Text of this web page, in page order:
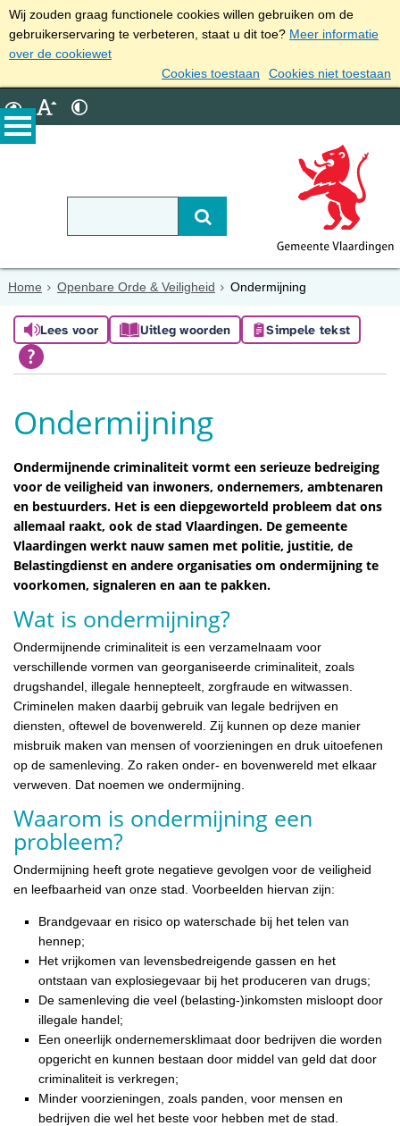
Wij zouden graag functionele cookies willen gebruiken om de
gebruikerservaring te verbeteren, staat u dit toe? Meer informatie
over de cookiewet
Cookies toestaan
Cookies niet toestaan
Home Openbare Orde & Veiligheid Ondermijning
Lees voor Uitleg woorden Simpele tekst
Ondermijning
Ondermijnende criminaliteit vormt een serieuze bedreiging
voor de veiligheid van inwoners, ondernemers, ambtenaren
en bestuurders. Het is een diepgeworteld probleem dat ons
allemaal raakt, ook de stad Vlaardingen. De gemeente
Vlaardingen werkt nauw samen met politie, justitie, de
Belastingdienst en andere organisaties om ondermijning te
voorkomen, signaleren en aan te pakken.
Wat is ondermijning?
Ondermijnende criminaliteit is een verzamelnaam voor
verschillende vormen van georganiseerde criminaliteit, zoals
drugshandel, illegale hennepteelt, zorgfraude en witwassen.
Criminelen maken daarbij gebruik van legale bedrijven en
diensten, oftewel de bovenwereld. Zij kunnen op deze manier
misbruik maken van mensen of voorzieningen en druk uitoefenen
op de samenleving. Zo raken onder- en bovenwereld met elkaar
verweven. Dat noemen we ondermijning.
Waarom is ondermijning een
probleem?
Ondermijning heeft grote negatieve gevolgen voor de veiligheid
en leefbaarheid van onze stad. Voorbeelden hiervan zijn:
Brandgevaar en risico op waterschade bij het telen van
hennep;
Het vrijkomen van levensbedreigende gassen en het
ontstaan van explosiegevaar bij het produceren van drugs;
De samenleving die veel (belasting-)inkomsten misloopt door
illegale handel;
Een oneerlijk ondernemersklimaat door bedrijven die worden
opgericht en kunnen bestaan door middel van geld dat door
criminaliteit is verkregen;
Minder voorzieningen, zoals panden, voor mensen en
bedrijven die wel het beste voor hebben met de stad.